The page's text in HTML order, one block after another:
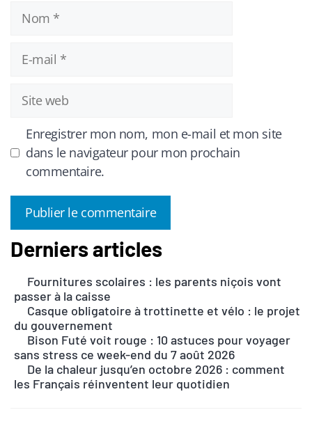
Nom
mail
Site
web
Enregistrer mon nom, mon e-mail et mon site
dans le navigateur pour mon prochain
commentaire.
A
e
r
a
Derniers articles
Fournitures scolaires : les parents niçois vont
passer à la caisse
Casque obligatoire à trottinette et vélo : le projet
du gouvernement
Bison Futé voit rouge : 10 astuces pour voyager
sans stress ce week-end du 7 août 2026
De la chaleur jusqu’en octobre 2026 : comment
les Français réinventent leur quotidien